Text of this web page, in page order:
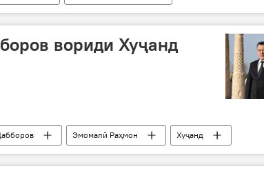
вориди Хуҷанд
Эмомалӣ Раҳмон
Хуҷанд
се кишвар дар Хуҷанд